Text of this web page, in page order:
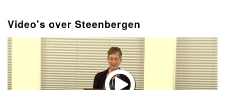
Video's over Steenbergen